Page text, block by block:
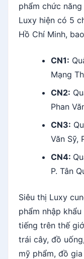
phẩm chức
Luxy hiện có 5
Hồ Chí Minh,
CN1:
Mạng
CN2:
Phan
CN3:
Văn Sỹ,
CN4:
P. Tân
Siêu thị Luxy
phẩm nhập
tiếng trên thế
trái cây, đồ
mỹ phẩm, đồ